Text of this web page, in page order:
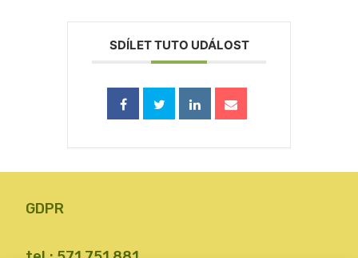
SDÍLET TUTO UDÁLOST
GDPR